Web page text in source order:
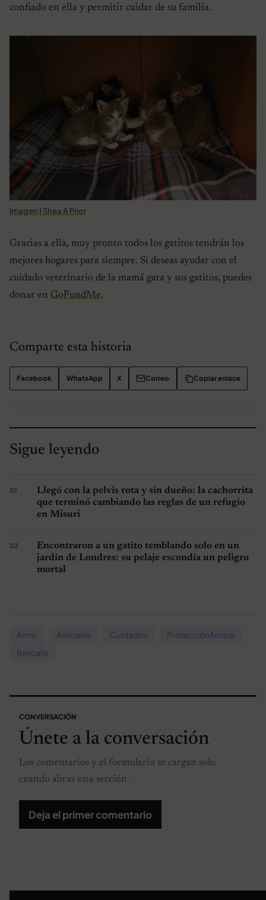
confiado en ella y permitir cuidar de su familia.
Imagen | Shea A Prior
Gracias a ella, muy pronto todos los gatitos tendrán los
mejores hogares para siempre. Si deseas ayudar con el
cuidado veterinario de la mamá gata y sus gatitos, puedes
donar en GoFundMe.
Comparte esta historia
Facebook WhatsApp X Correo Copiar enlace
Sigue leyendo
Llegó con la pelvis rota y sin dueño: la cachorrita
que terminó cambiando las reglas de un refugio
en Misuri
Encontraron a un gatito temblando solo en un
jardín de Londres: su pelaje escondía un peligro
mortal
Amor Animales Cuidados
ProtecciónAnimal
Rescate
CONVERSACIÓN
Únete a la conversación
Los comentarios y el formulario se cargan solo
cuando abras esta sección.
Deja el primer comentario